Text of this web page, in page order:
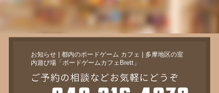
お知らせ | 都内のボードゲーム カフェ | 多摩地区の室
内遊び場「ボードゲームカフェBrett」